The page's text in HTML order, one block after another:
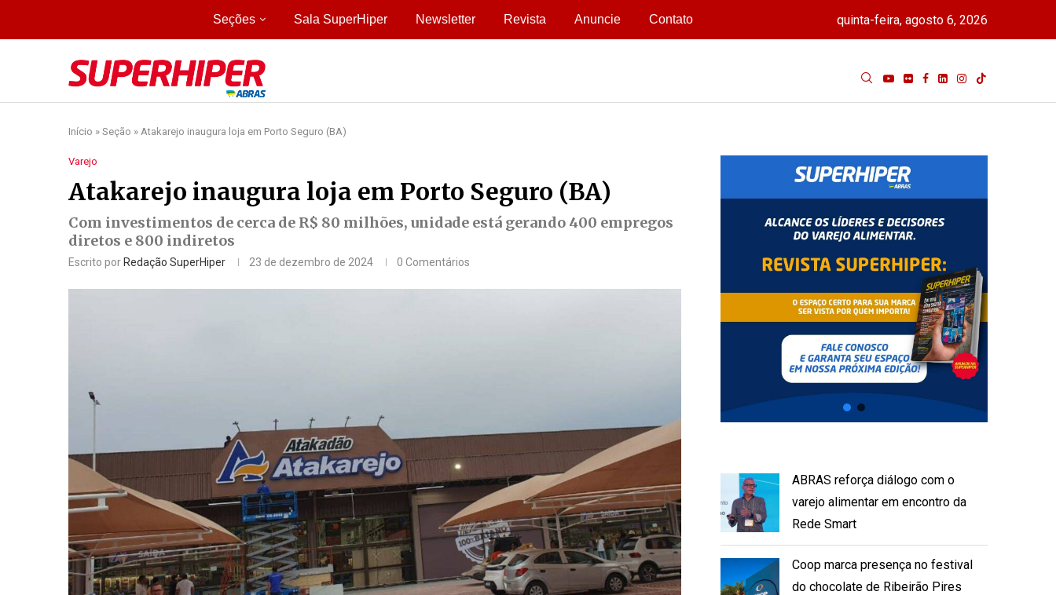
Seções Sala SuperHiper Newsletter Revista Anuncie Contato quinta-feira, agosto 6, 2026
Início » Seção » Atakarejo inaugura loja em Porto Seguro (BA)
Varejo
Atakarejo inaugura loja em Porto Seguro (BA)
Com investimentos de cerca de R$ 80 milhões, unidade está gerando 400 empregos
diretos e 800 indiretos
Escrito por Redação SuperHiper 23 de dezembro de 2024 0 Comentários
ABRAS reforça diálogo com o
varejo alimentar em encontro da
Rede Smart
Coop marca presença no festival
do chocolate de Ribeirão Pires